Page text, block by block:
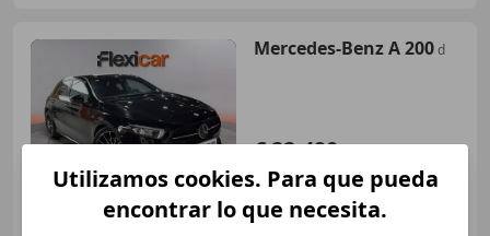
Mercedes-Benz A 200d
€ 22.490
Buenprecio
Diésel
Utilizamos cookies. Para que pueda
encontrar lo que necesita.